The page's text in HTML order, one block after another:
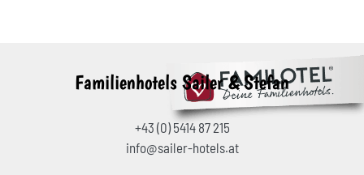
Familienhotels Sailer & Stefan
+43 (0) 5414 87 215
info@sailer-hotels.at